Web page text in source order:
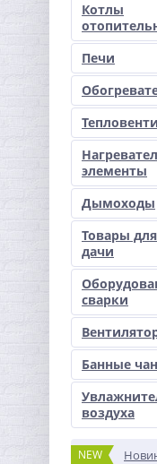
Котлы
Печи
элементы
Дымоходы
Товары
дачи
сварки
Банные
воздуха
NEW